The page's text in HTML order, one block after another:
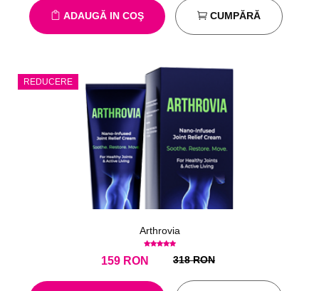
ADAUGĂ IN COŞ CUMPĂRĂ
REDUCERE
Arthrovia
RON
159 318 RON